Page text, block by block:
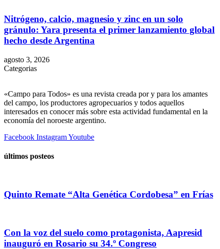
Nitrógeno, calcio, magnesio y zinc en un solo
gránulo: Yara presenta el primer lanzamiento global
hecho desde Argentina
agosto 3, 2026
Categorias
«Campo para Todos» es una revista creada por y para los amantes
del campo, los productores agropecuarios y todos aquellos
interesados en conocer más sobre esta actividad fundamental en la
economía del noroeste argentino.
Facebook InstagramYoutube
últimos posteos
Quinto Remate “Alta Genética Cordobesa” en Frías
Con la voz del suelo como protagonista, Aapresid
inauguró en Rosario su 34.º Congreso